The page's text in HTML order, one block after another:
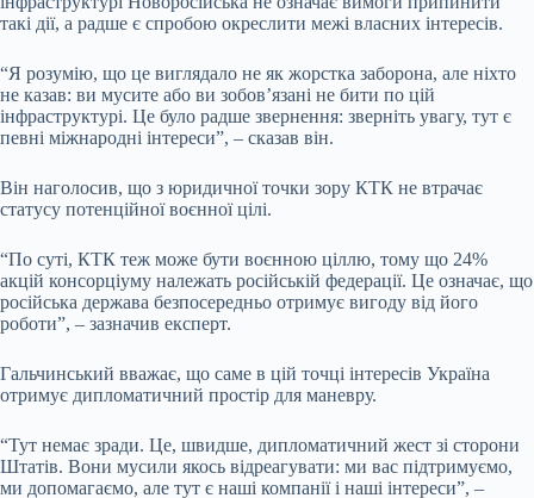
такі дії, а радше є спробою окреслити межі власних інтересів.
“Я розумію, що це виглядало не як жорстка заборона, але ніхто
не казав: ви мусите або ви зобов’язані не бити по цій
інфраструктурі. Це було радше звернення: зверніть увагу, тут є
певні міжнародні інтереси”, – сказав він.
Він наголосив, що з юридичної точки зору КТК не втрачає
статусу потенційної воєнної цілі.
“По суті, КТК теж може бути воєнною ціллю, тому що 24%
акцій консорціуму належать російській федерації. Це означає, що
російська держава безпосередньо отримує вигоду від його
роботи”, – зазначив експерт.
Гальчинський вважає, що саме в цій точці інтересів Україна
отримує дипломатичний простір для маневру.
“Тут немає зради. Це, швидше, дипломатичний жест зі сторони
Штатів. Вони мусили якось відреагувати: ми вас підтримуємо,
ми допомагаємо, але тут є наші компанії і наші інтереси”, –